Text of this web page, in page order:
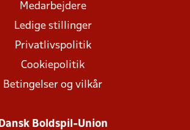
Medarbejdere
Ledige stillinger
Privatlivspolitik
Cookiepolitik
Betingelser og vilkår
Dansk Boldspil-Union